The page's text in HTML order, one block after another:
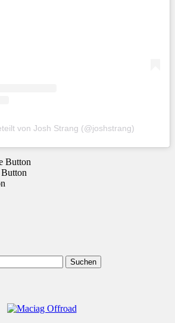
von Josh Strang (@joshstrang)
Suchen